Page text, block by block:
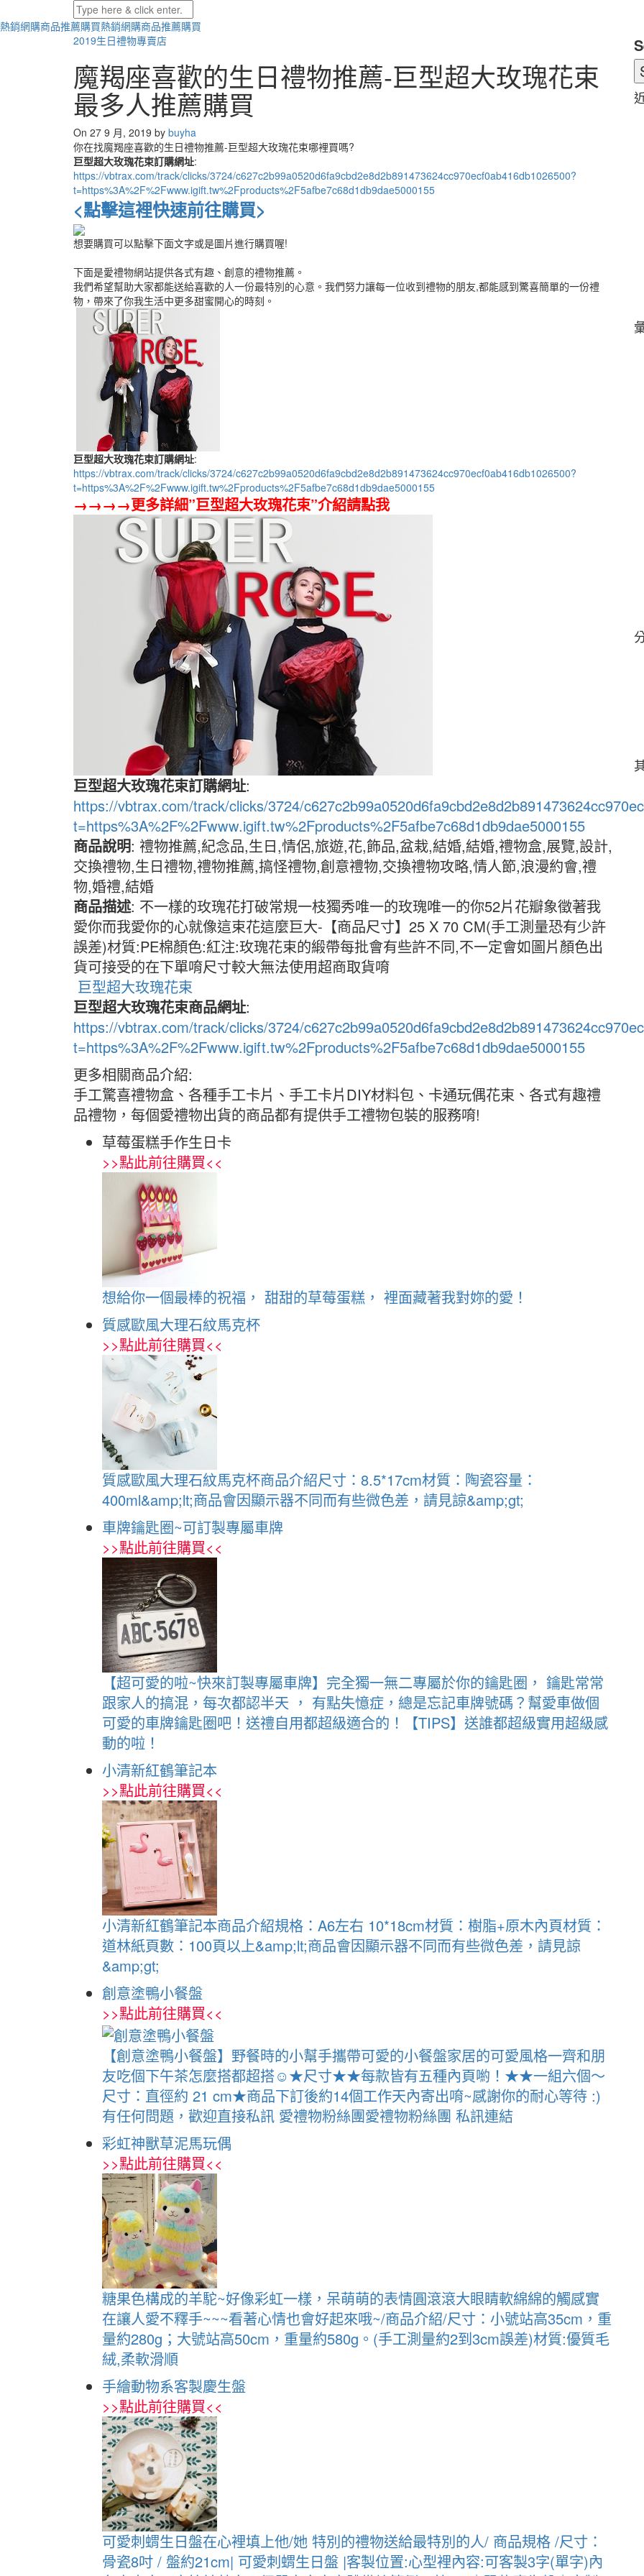
熱銷網購商品推薦購買熱銷網購商品推薦購買
2019生日禮物專賣店
魔羯座喜歡的生日禮物推薦-巨型超大玫瑰花束
最多人推薦購買
On 27 9 月, 2019 by buyha
你在找魔羯座喜歡的生日禮物推薦-巨型超大玫瑰花束哪裡買嗎?
巨型超大玫瑰花束訂購網址:
https://vbtrax.com/track/clicks/3724/c627c2b99a0520d6fa9cbd2e8d2b891473624cc970ecf0ab416db1026500?
t=https%3A%2F%2Fwww.igift.tw%2Fproducts%2F5afbe7c68d1db9dae5000155
<點擊這裡快速前往購買>
想要購買可以點擊下面文字或是圖片進行購買喔!
下面是愛禮物網站提供各式有趣、創意的禮物推薦。
我們希望幫助大家都能送給喜歡的人一份最特別的心意。我們努力讓每一位收到禮物的朋友,都能感到驚喜簡單的一份禮
物，帶來了你我生活中更多甜蜜開心的時刻。
巨型超大玫瑰花束訂購網址:
https://vbtrax.com/track/clicks/3724/c627c2b99a0520d6fa9cbd2e8d2b891473624cc970ecf0ab416db1026500?
t=https%3A%2F%2Fwww.igift.tw%2Fproducts%2F5afbe7c68d1db9dae5000155
→→→→更多詳細”巨型超大玫瑰花束”介紹請點我
巨型超大玫瑰花束訂購網址:
https://vbtrax.com/track/clicks/3724/
t=https%3A%2F%2Fwww.igift.tw%2Fproducts%2F5afbe7c68d1db9dae5000155
商品說明: 禮物推薦,紀念品,生日,情侶,旅遊,花,飾品,盆栽,結婚,結婚,禮物盒,展覽,設計,
交換禮物,生日禮物,禮物推薦,搞怪禮物,創意禮物,交換禮物攻略,情人節,浪漫約會,禮
物,婚禮,結婚
商品描述: 不一樣的玫瑰花打破常規一枝獨秀唯一的玫瑰唯一的你52片花瓣象徵著我
愛你而我愛你的心就像這束花這麼巨大-【商品尺寸】25 X 70 CM(手工測量恐有少許
誤差)材質:PE棉顏色:紅注:玫瑰花束的緞帶每批會有些許不同,不一定會如圖片顏色出
貨可接受的在下單唷尺寸較大無法使用超商取貨唷
巨型超大玫瑰花束
巨型超大玫瑰花束商品網址:
https://vbtrax.com/track/clicks/3724/
t=https%3A%2F%2Fwww.igift.tw%2Fproducts%2F5afbe7c68d1db9dae5000155
更多相關商品介紹:
手工驚喜禮物盒、各種手工卡片、手工卡片DIY材料包、卡通玩偶花束、各式有趣禮
品禮物，每個愛禮物出貨的商品都有提供手工禮物包裝的服務唷!
草莓蛋糕手作生日卡
>>點此前往購買<<
想給你一個最棒的祝福， 甜甜的草莓蛋糕， 裡面藏著我對妳的愛！
質感歐風大理石紋馬克杯
>>點此前往購買<<
質感歐風大理石紋馬克杯商品介紹尺寸：8.5*17cm材質：陶瓷容量：
400ml&amp;lt;商品會因顯示器不同而有些微色差，請見諒&amp;gt;
車牌鑰匙圈~可訂製專屬車牌
>>點此前往購買<<
【超可愛的啦~快來訂製專屬車牌】完全獨一無二專屬於你的鑰匙圈， 鑰匙常常
跟家人的搞混，每次都認半天 ， 有點失憶症，總是忘記車牌號碼？幫愛車做個
可愛的車牌鑰匙圈吧！送禮自用都超級適合的！【TIPS】送誰都超級實用超級感
動的啦！
小清新紅鶴筆記本
>>點此前往購買<<
小清新紅鶴筆記本商品介紹規格：A6左右 10*18cm材質：樹脂+原木內頁材質：
道林紙頁數：100頁以上&amp;lt;商品會因顯示器不同而有些微色差，請見諒
&amp;gt;
創意塗鴨小餐盤
>>點此前往購買<<
【創意塗鴨小餐盤】野餐時的小幫手攜帶可愛的小餐盤家居的可愛風格一齊和朋
友吃個下午茶怎麼搭都超搭☺★尺寸★★每款皆有五種內頁喲！★★一組六個～
尺寸：直徑約 21 cm★商品下訂後約14個工作天內寄出唷~感謝你的耐心等待 :)
有任何問題，歡迎直接私訊 愛禮物粉絲團愛禮物粉絲團 私訊連結
彩虹神獸草泥馬玩偶
>>點此前往購買<<
糖果色構成的羊駝~好像彩虹一樣，呆萌萌的表情圓滾滾大眼睛軟綿綿的觸感實
在讓人愛不釋手~~~看著心情也會好起來哦~/商品介紹/尺寸：小號站高35cm，重
量約280g；大號站高50cm，重量約580g。(手工測量約2到3cm誤差)材質:優質毛
絨,柔軟滑順
手繪動物系客製慶生盤
>>點此前往購買<<
可愛刺蝟生日盤在心裡填上他/她 特別的禮物送給最特別的人/ 商品規格 /尺寸：
骨瓷8吋 / 盤約21cm| 可愛刺蝟生日盤 |客製位置:心型裡內容:可客製3字(單字)內